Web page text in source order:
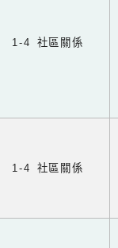
1-4 社區關係
1-4 社區關係